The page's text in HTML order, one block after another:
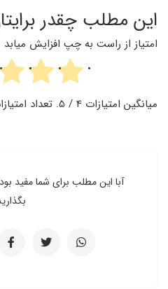
این مطلب چقدر
امتیاز از راست به چپ افزایش میابد
میانگین امتیازات 4 / 5. تعداد امتیازات
آبا این مطلب برای شما مفید